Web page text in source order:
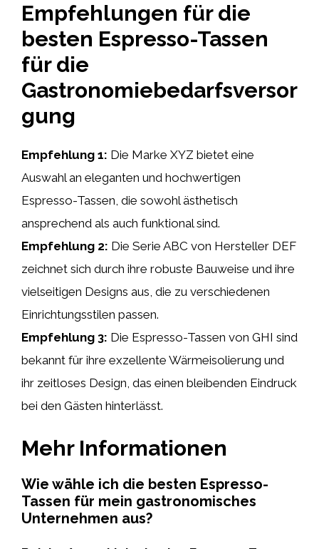
Empfehlungen für die
besten Espresso-Tassen
für die
Gastronomiebedarfsversor
gung
Empfehlung 1: Die Marke XYZ bietet eine
Auswahl an eleganten und hochwertigen
Espresso-Tassen, die sowohl ästhetisch
ansprechend als auch funktional sind.
Empfehlung 2: Die Serie ABC von Hersteller DEF
zeichnet sich durch ihre robuste Bauweise und ihre
vielseitigen Designs aus, die zu verschiedenen
Einrichtungsstilen passen.
Empfehlung 3: Die Espresso-Tassen von GHI sind
bekannt für ihre exzellente Wärmeisolierung und
ihr zeitloses Design, das einen bleibenden Eindruck
bei den Gästen hinterlässt.
Mehr Informationen
Wie wähle ich die besten Espresso-
Tassen für mein gastronomisches
Unternehmen aus?